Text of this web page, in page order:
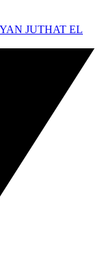
JUTHAT EL